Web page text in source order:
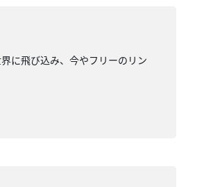
に飛び込み、今やフリーのリン